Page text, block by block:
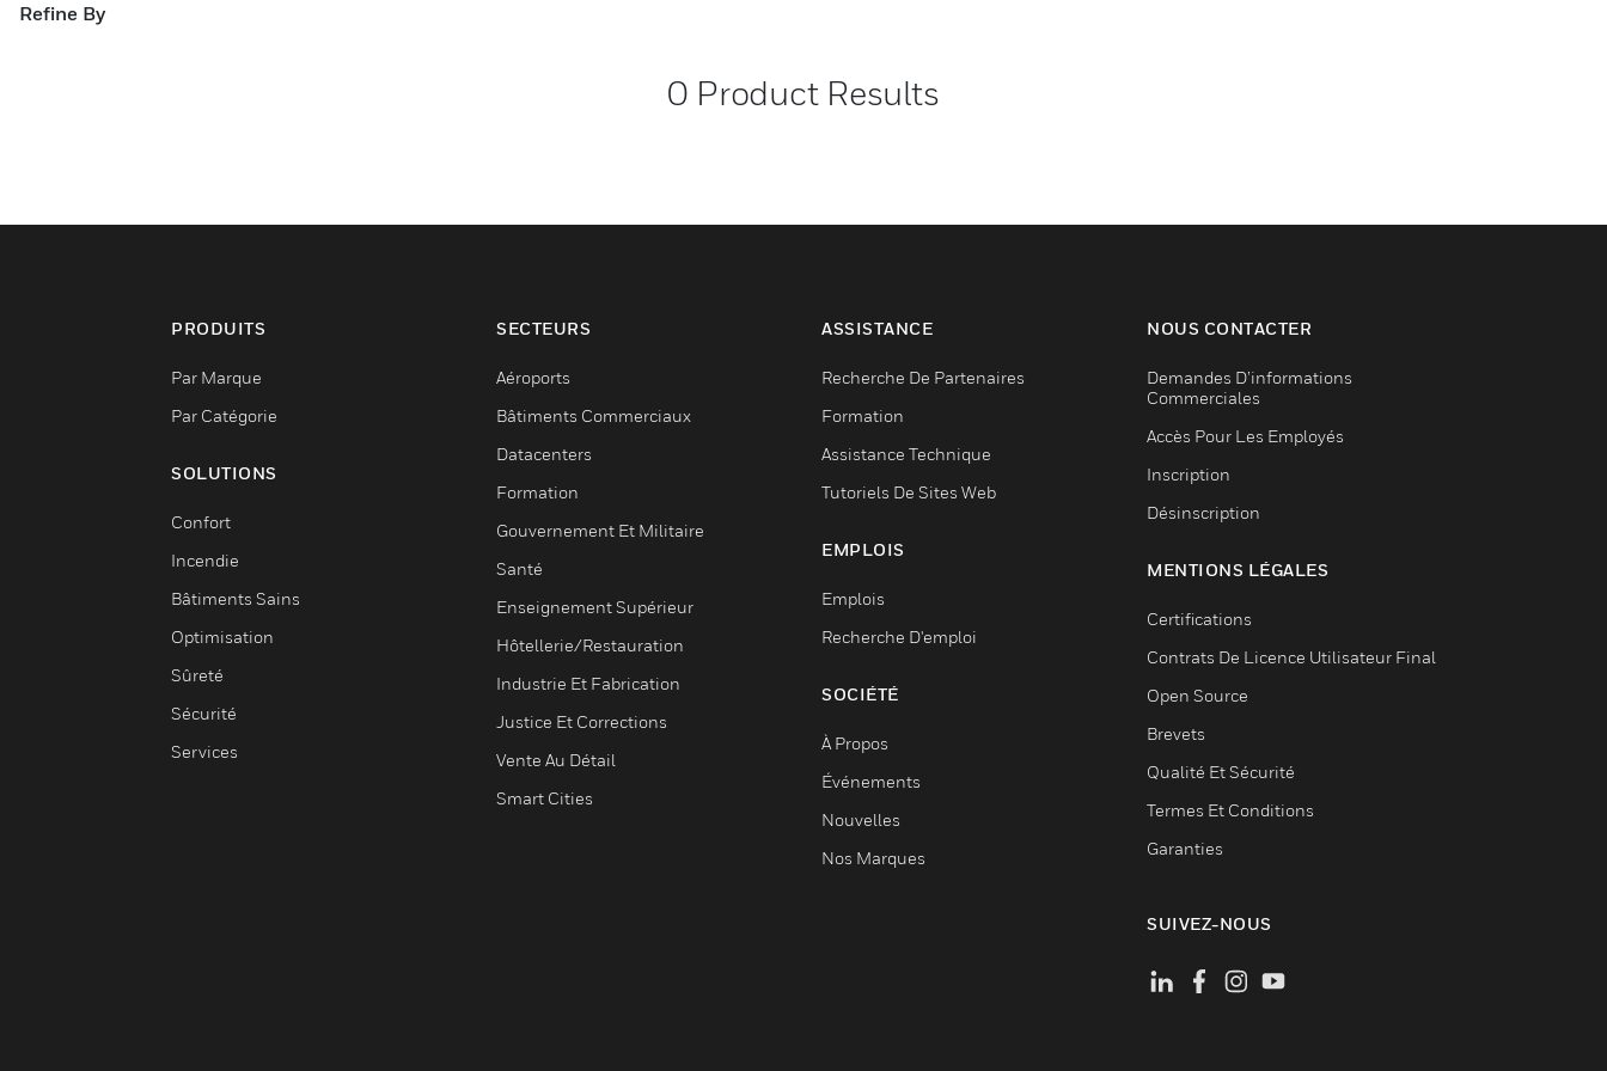
Refine By
0 Product Results
PRODUITS
Par Marque
Par Catégorie
SOLUTIONS
Confort
Incendie
Bâtiments Sains
Optimisation
Sûreté
Sécurité
Services
SECTEURS
Aéroports
Bâtiments Commerciaux
Datacenters
Formation
Gouvernement Et Militaire
Santé
Enseignement Supérieur
Hôtellerie/Restauration
Industrie Et Fabrication
Justice Et Corrections
Vente Au Détail
Smart Cities
ASSISTANCE
Recherche De Partenaires
Formation
Assistance Technique
Tutoriels De Sites Web
EMPLOIS
Emplois
Recherche D'emploi
SOCIÉTÉ
À Propos
Événements
Nouvelles
Nos Marques
NOUS CONTACTER
Demandes D’informations
Commerciales
Accès Pour Les Employés
Inscription
Désinscription
MENTIONS LÉGALES
Certifications
Contrats De Licence Utilisateur Final
Open Source
Brevets
Qualité Et Sécurité
Termes Et Conditions
Garanties
SUIVEZ-NOUS